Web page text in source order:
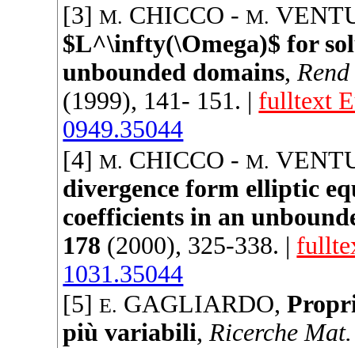
[3]M. CHICCO -M.
$L^\infty(\Omega)$ for
unbounded domains,
(1999), 141- 151. | fulltext
0949.35044
[4]M. CHICCO -M.
divergence form elliptic
coefficients in an
178 (2000), 325-338. |
1031.35044
[5]E. GAGLIARDO,
più variabili,Ricerche Mat.